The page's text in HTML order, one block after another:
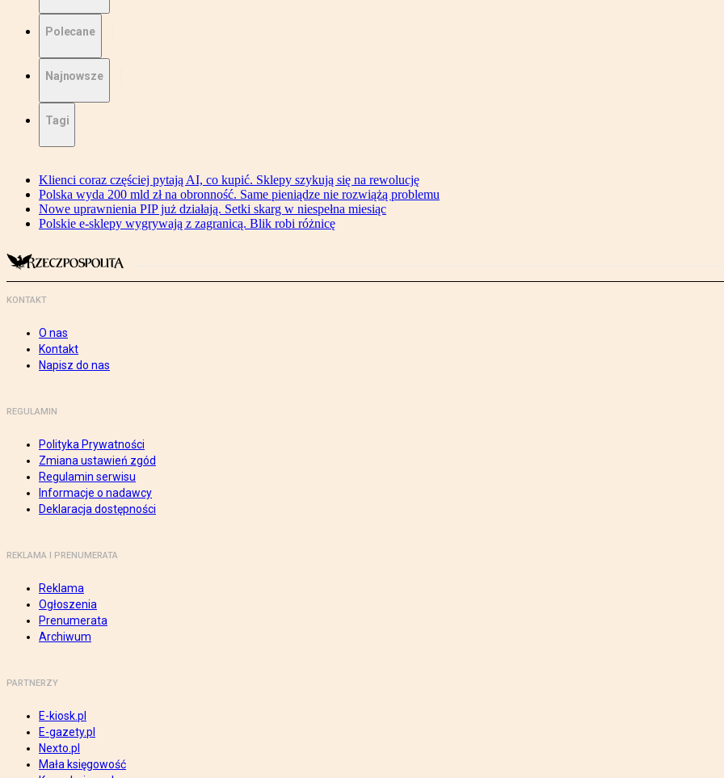
Polecane
Najnowsze
Tagi
Klienci coraz częściej pytają AI, co kupić. Sklepy szykują się na rewolucję
Polska wyda 200 mld zł na obronność. Same pieniądze nie rozwiążą problemu
Nowe uprawnienia PIP już działają. Setki skarg w niespełna miesiąc
Polskie e-sklepy wygrywają z zagranicą. Blik robi różnicę
KONTAKT
O nas
Kontakt
Napisz do nas
REGULAMIN
Polityka Prywatności
Zmiana ustawień zgód
Regulamin serwisu
Informacje o nadawcy
Deklaracja dostępności
REKLAMA I PRENUMERATA
Reklama
Ogłoszenia
Prenumerata
Archiwum
PARTNERZY
E-kiosk.pl
E-gazety.pl
Nexto.pl
Mała księgowość